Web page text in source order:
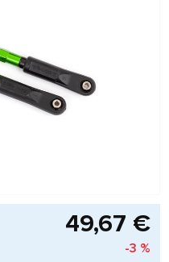
49,67 €
-3 %